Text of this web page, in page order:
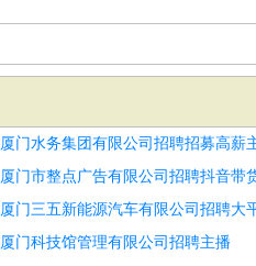
厦门水务集团有限公司招聘招募高薪
厦门市整点广告有限公司招聘抖音带
厦门三五新能源汽车有限公司招聘大
厦门科技馆管理有限公司招聘主播